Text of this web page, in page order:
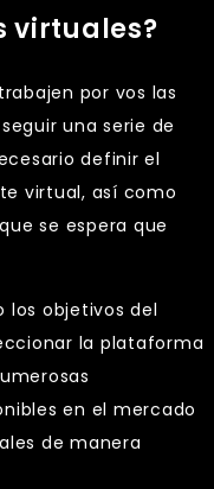
virtuales?
por vos las
una serie de
definir el
virtual, así como
se espera que
los objetivos del
la plataforma
en el mercado
de manera